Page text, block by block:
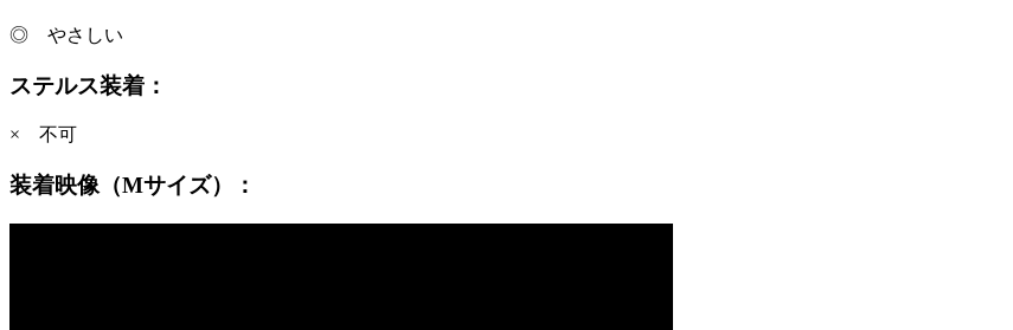
◎ やさしい
ステルス装着：
× 不可
装着映像（Mサイズ）：